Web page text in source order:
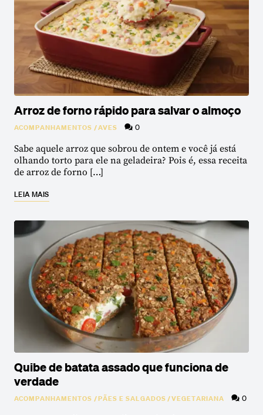
Arroz de forno rápido para salvar o almoço
ACOMPANHAMENTOS /AVES 0
Sabe aquele arroz que sobrou de ontem e você já está
olhando torto para ele na geladeira? Pois é, essa receita
de arroz de forno […]
LEIA MAIS
Quibe de batata assado que funciona de
verdade
ACOMPANHAMENTOS /PÃES E SALGADOS/VEGETARIANA 0